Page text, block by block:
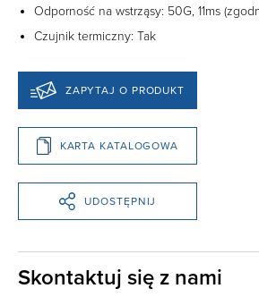
Odporność na wstrząsy: 50G, 11ms
Czujnik termiczny: Tak
ZAPYTAJ O PRODUKT
KARTA KATALOGOWA
UDOSTĘPNIJ
Skontaktuj się z nami